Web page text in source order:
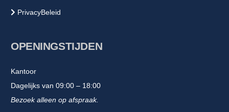
PrivacyBeleid
OPENINGSTIJDEN
Kantoor
Dagelijks van 09:00 – 18:00
Bezoek alleen op afspraak.